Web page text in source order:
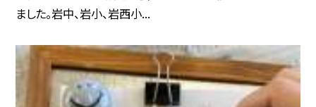
ました。岩中、岩小、岩西小...